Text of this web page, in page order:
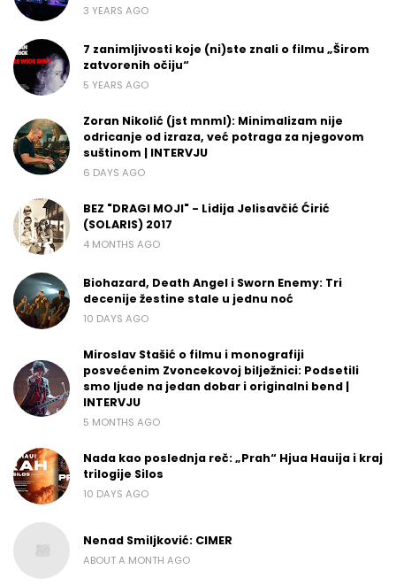
3 YEARS AGO
7 zanimljivosti koje (ni)ste znali o filmu „Širom
zatvorenih očiju“
5 YEARS AGO
Zoran Nikolić (jst mnml): Minimalizam nije
odricanje od izraza, već potraga za njegovom
suštinom | INTERVJU
6 DAYS AGO
BEZ "DRAGI MOJI" - Lidija Jelisavčić Ćirić
(SOLARIS) 2017
4 MONTHS AGO
Biohazard, Death Angel i Sworn Enemy: Tri
decenije žestine stale u jednu noć
10 DAYS AGO
Miroslav Stašić o filmu i monografiji
posvećenim Zvoncekovoj bilježnici: Podsetili
smo ljude na jedan dobar i originalni bend |
INTERVJU
5 MONTHS AGO
Nada kao poslednja reč: „Prah“ Hjua Hauija i kraj
trilogije Silos
10 DAYS AGO
Nenad Smiljković: CIMER
ABOUT A MONTH AGO